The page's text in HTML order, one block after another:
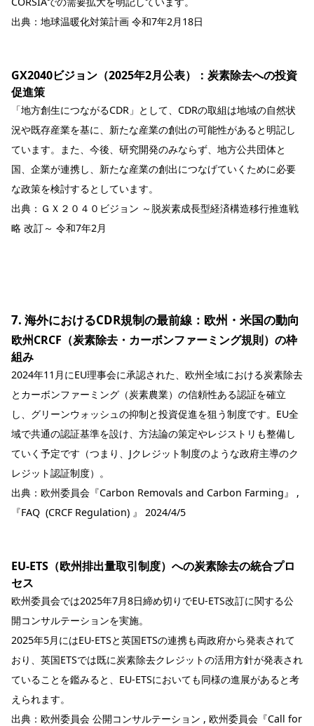
出典： 地球温暖化対策計画 令和7年2月18日
GX2040ビジョン（2025年2月公表）：炭素除去への投資
促進策
「地方創生につながるCDR」として、CDRの取組は地域の自然状
況や既存産業を基に、新たな産業の創出の可能性があると明記し
ています。また、今後、研究開発のみならず、地方公共団体と
国、企業が連携し、新たな産業の創出につなげていくために必要
な政策を検討するとしています。
出典： ＧＸ２０４０ビジョン ～脱炭素成長型経済構造移行推進戦
略 改訂～ 令和7年2月
7. 海外におけるCDR規制の最前線：欧州・米国の動向
欧州CRCF（炭素除去・カーボンファーミング規則）の枠
組み
2024年11月にEU理事会に承認された、欧州全域における炭素除去
とカーボンファーミング（炭素農業）の信頼性ある認証を確立
し、グリーンウォッシュの抑制と投資促進を狙う制度です。EU全
域で共通の認証基準を設け、方法論の策定やレジストリも整備し
ていく予定です（つまり、Jクレジット制度のような政府主導のク
レジット認証制度）。
出典： 欧州委員会『Carbon Removals and Carbon Farming』 ,
『FAQ (CRCF Regulation) 』 2024/4/5
EU-ETS（欧州排出量取引制度）への炭素除去の統合プロ
セス
欧州委員会では2025年7月8日締め切りでEU-ETS改訂に関する公
開コンサルテーションを実施。
2025年5月にはEU-ETSと英国ETSの連携も両政府から発表されて
おり、英国ETSでは既に炭素除去クレジットの活用方針が発表され
ていることを鑑みると、EU-ETSにおいても同様の進展があると考
えられます。
出典： 欧州委員会 公開コンサルテーション , 欧州委員会『Call for